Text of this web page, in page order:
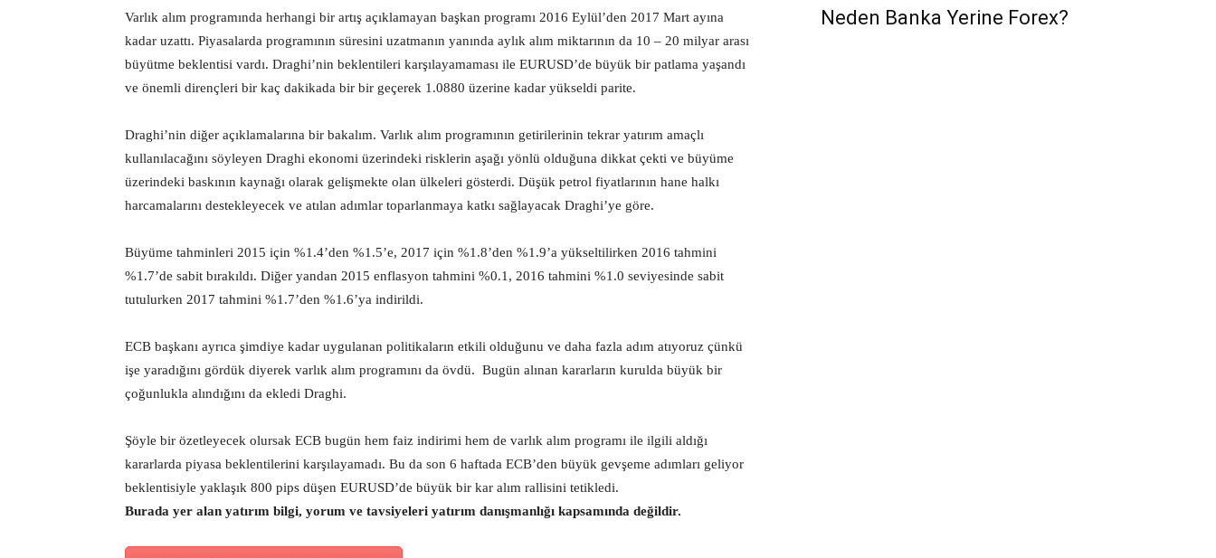
Varlık alım programında herhangi bir artış açıklamayan başkan programı 2016 Eylül’den 2017 Mart ayına
kadar uzattı. Piyasalarda programının süresini uzatmanın yanında aylık alım miktarının da 10 – 20 milyar arası
büyütme beklentisi vardı. Draghi’nin beklentileri karşılayamaması ile EURUSD’de büyük bir patlama yaşandı
ve önemli dirençleri bir kaç dakikada bir bir geçerek 1.0880 üzerine kadar yükseldi parite.
Draghi’nin diğer açıklamalarına bir bakalım. Varlık alım programının getirilerinin tekrar yatırım amaçlı
kullanılacağını söyleyen Draghi ekonomi üzerindeki risklerin aşağı yönlü olduğuna dikkat çekti ve büyüme
üzerindeki baskının kaynağı olarak gelişmekte olan ülkeleri gösterdi. Düşük petrol fiyatlarının hane halkı
harcamalarını destekleyecek ve atılan adımlar toparlanmaya katkı sağlayacak Draghi’ye göre.
Büyüme tahminleri 2015 için %1.4’den %1.5’e, 2017 için %1.8’den %1.9’a yükseltilirken 2016 tahmini
%1.7’de sabit bırakıldı. Diğer yandan 2015 enflasyon tahmini %0.1, 2016 tahmini %1.0 seviyesinde sabit
tutulurken 2017 tahmini %1.7’den %1.6’ya indirildi.
ECB başkanı ayrıca şimdiye kadar uygulanan politikaların etkili olduğunu ve daha fazla adım atıyoruz çünkü
işe yaradığını gördük diyerek varlık alım programını da övdü. Bugün alınan kararların kurulda büyük bir
çoğunlukla alındığını da ekledi Draghi.
Şöyle bir özetleyecek olursak ECB bugün hem faiz indirimi hem de varlık alım programı ile ilgili aldığı
kararlarda piyasa beklentilerini karşılayamadı. Bu da son 6 haftada ECB’den büyük gevşeme adımları geliyor
beklentisiyle yaklaşık 800 pips düşen EURUSD’de büyük bir kar alım rallisini tetikledi.
Burada yer alan yatırım bilgi, yorum ve tavsiyeleri yatırım danışmanlığı kapsamında değildir.
Neden Banka Yerine Forex?